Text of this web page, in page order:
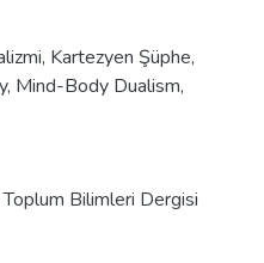
, Kartezyen Şüphe,
, Mind-Body Dualism,
Bilimleri Dergisi